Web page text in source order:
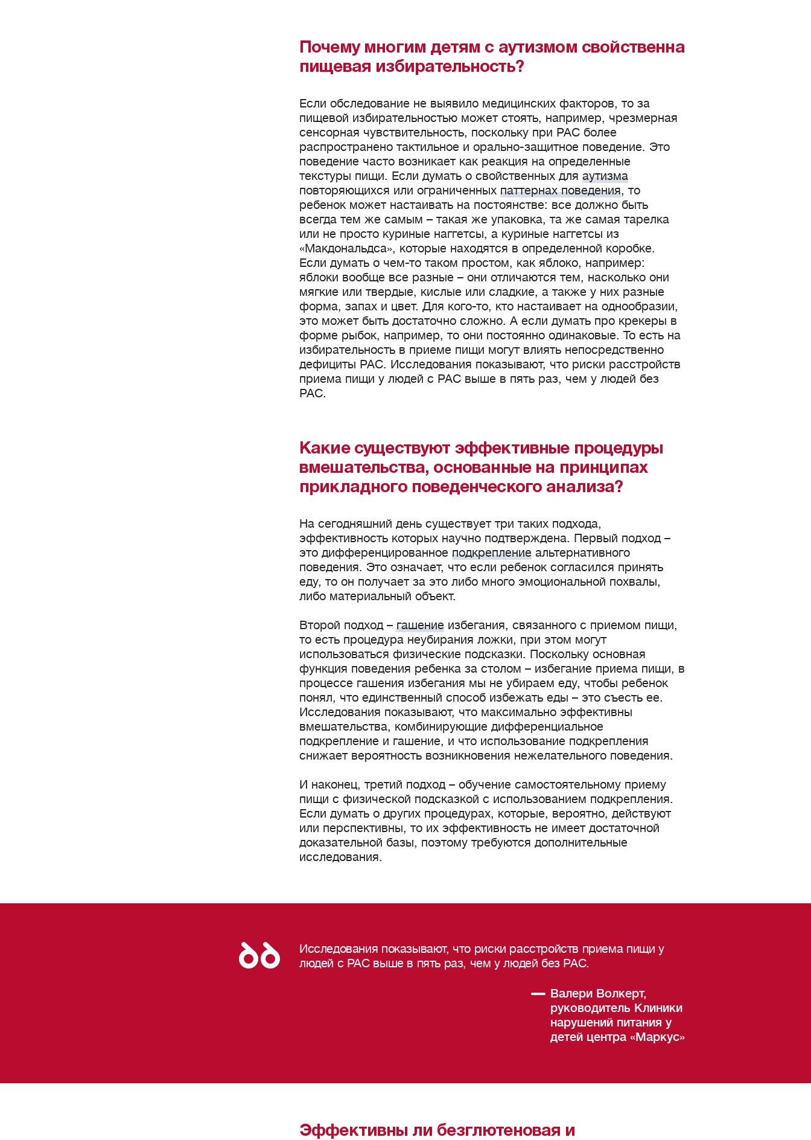
Почему многим детям с аутизмом свойственна
пищевая избирательность?
Если обследование не выявило медицинских факторов, то за
пищевой избирательностью может стоять, например, чрезмерная
сенсорная чувствительность, поскольку при РАС более
распространено тактильное и орально-защитное поведение. Это
поведение часто возникает как реакция на определенные
текстуры пищи. Если думать о свойственных для аутизма
повторяющихся или ограниченных паттернах поведения, то
ребенок может настаивать на постоянстве: все должно быть
всегда тем же самым – такая же упаковка, та же самая тарелка
или не просто куриные наггетсы, а куриные наггетсы из
«Макдональдса», которые находятся в определенной коробке.
Если думать о чем-то таком простом, как яблоко, например:
яблоки вообще все разные – они отличаются тем, насколько они
мягкие или твердые, кислые или сладкие, а также у них разные
форма, запах и цвет. Для кого-то, кто настаивает на однообразии,
это может быть достаточно сложно. А если думать про крекеры в
форме рыбок, например, то они постоянно одинаковые. То есть на
избирательность в приеме пищи могут влиять непосредственно
дефициты РАС. Исследования показывают, что риски расстройств
приема пищи у людей с РАС выше в пять раз, чем у людей без
РАС.
Какие существуют эффективные процедуры
вмешательства, основанные на принципах
прикладного поведенческого анализа?
На сегодняшний день существует три таких подхода,
эффективность которых научно подтверждена. Первый подход –
это дифференцированное подкрепление альтернативного
поведения. Это означает, что если ребенок согласился принять
еду, то он получает за это либо много эмоциональной похвалы,
либо материальный объект.
Второй подход – гашение избегания, связанного с приемом пищи,
то есть процедура неубирания ложки, при этом могут
использоваться физические подсказки. Поскольку основная
функция поведения ребенка за столом – избегание приема пищи, в
процессе гашения избегания мы не убираем еду, чтобы ребенок
понял, что единственный способ избежать еды – это съесть ее.
Исследования показывают, что максимально эффективны
вмешательства, комбинирующие дифференциальное
подкрепление и гашение, и что использование подкрепления
снижает вероятность возникновения нежелательного поведения.
И наконец, третий подход – обучение самостоятельному приему
пищи с физической подсказкой с использованием подкрепления.
Если думать о других процедурах, которые, вероятно, действуют
или перспективны, то их эффективность не имеет достаточной
доказательной базы, поэтому требуются дополнительные
исследования.
Исследования показывают, что риски расстройств приема пищи у
людей с РАС выше в пять раз, чем у людей без РАС.
Валери Волкерт,
руководитель Клиники
нарушений питания у
детей центра «Маркус»
Эффективны ли безглютеновая и